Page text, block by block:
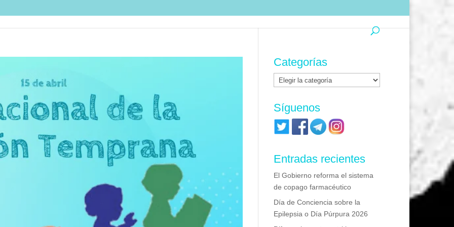
Categorías
Categorías
Síguenos
Entradas recientes
El Gobierno reforma el sistema
de copago farmacéutico
Día de Conciencia sobre la
Epilepsia o Día Púrpura 2026